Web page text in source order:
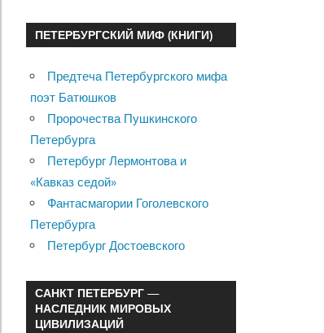
ПЕТЕРБУРГСКИЙ МИФ (КНИГИ)
Предтеча Петербургского мифа
поэт Батюшков
Пророчества Пушкинского
Петербурга
Петербург Лермонтова и
«Кавказ седой»
Фантасмагории Гоголевского
Петербурга
Петербург Достоевского
САНКТ ПЕТЕРБУРГ —
НАСЛЕДНИК МИРОВЫХ
ЦИВИЛИЗАЦИЙ